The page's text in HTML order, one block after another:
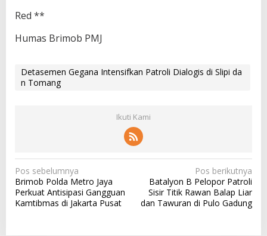
Red **
Humas Brimob PMJ
Detasemen Gegana Intensifkan Patroli Dialogis di Slipi da
n Tomang
Ikuti Kami
N
a
v
Pos sebelumnya
Brimob Polda Metro Jaya
Perkuat Antisipasi Gangguan
Kamtibmas di Jakarta Pusat
Pos berikutnya
Batalyon B Pelopor Patroli
Sisir Titik Rawan Balap Liar
dan Tawuran di Pulo Gadung